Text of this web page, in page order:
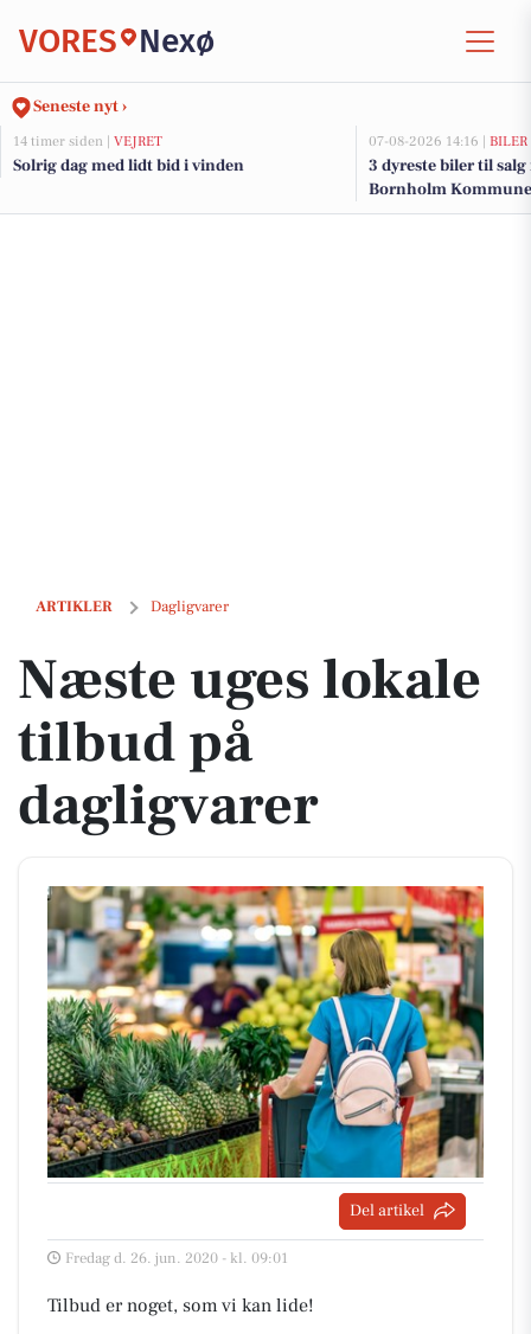
VORES Nexø
Seneste nyt ›
14 timer siden | VEJRET
Solrig dag med lidt bid i vinden
07-08-2026 14:16 | BILER
3 dyreste biler til
Bornholm Kommune
ARTIKLER Dagligvarer
Næste uges lokale tilbud på dagligvarer
Næste uges lokale
tilbud på
dagligvarer
Del artikel
Fredag d. 26. jun. 2020 - kl. 09:01
Tilbud er noget, som vi kan lide!